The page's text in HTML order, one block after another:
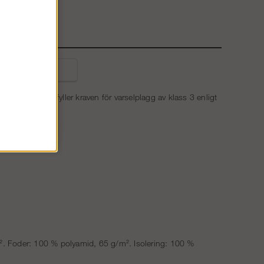
Jackan uppfyller kraven för varselplagg av klass 3 enligt
Foder: 100 % polyamid, 65 g/m². Isolering: 100 %